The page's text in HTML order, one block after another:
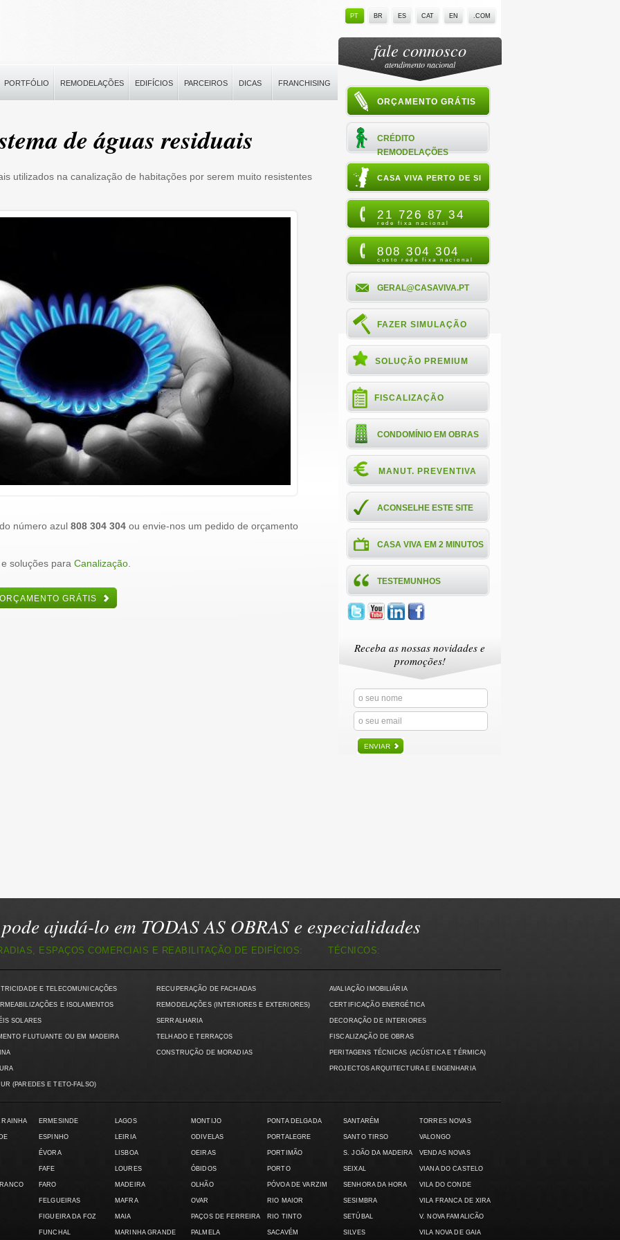
PT BR ES CAT EN .COM
PORTFÓLIO REMODELAÇÕES EDIFÍCIOS PARCEIROS DICAS FRANCHISING
de águas residuais
utilizados na canalização de habitações por serem muito resistentes
número azul 808 304 304 ou envie-nos um pedido de orçamento
soluções para Canalização
GRÁTIS
fale connosco
atendimento nacional
ORÇAMENTO GRÁTIS
CRÉDITO
REMODELAÇÕES
CASA VIVA PERTO DE SI
21 726 87 34
rede fixa nacional
808 304 304
custo rede fixa nacional
GERAL@CASAVIVA.PT
FAZER SIMULAÇÃO
SOLUÇÃO PREMIUM
FISCALIZAÇÃO
CONDOMÍNIO EM OBRAS
MANUT. PREVENTIVA
ACONSELHE ESTE SITE
CASA VIVA EM 2 MINUTOS
TESTEMUNHOS
Receba as nossas novidades e
promoções!
ENVIAR
ajudá-lo em TODAS AS OBRAS e especialidades
ESPAÇOS COMERCIAIS E REABILITAÇÃO DE EDIFÍCIOS: TÉCNICOS:
E TELECOMUNICAÇÕES
E ISOLAMENTOS
SOLARES
FLUTUANTE OU EM MADEIRA
(PAREDES E TETO-FALSO)
RECUPERAÇÃO DE FACHADAS
REMODELAÇÕES (INTERIORES E EXTERIORES)
SERRALHARIA
TELHADO E TERRAÇOS
CONSTRUÇÃO DE MORADIAS
AVALIAÇÃO IMOBILIÁRIA
CERTIFICAÇÃO ENERGÉTICA
DECORAÇÃO DE INTERIORES
FISCALIZAÇÃO DE OBRAS
PERITAGENS TÉCNICAS (ACÚSTICA E TÉRMICA)
PROJECTOS ARQUITECTURA E ENGENHARIA
RAINHA ERMESINDE
ESPINHO
ÉVORA
FAFE
FARO
FELGUEIRAS
FIGUEIRA DA FOZ
FUNCHAL
LAGOS
LEIRIA
LISBOA
LOURES
MADEIRA
MAFRA
MAIA
MARINHA GRANDE
MONTIJO
ODIVELAS
OEIRAS
ÓBIDOS
OLHÃO
OVAR
PAÇOS DE FERREIRA
PALMELA
PONTA DELGADA
PORTALEGRE
PORTIMÃO
PORTO
PÓVOA DE VARZIM
RIO MAIOR
RIO TINTO
SACAVÉM
SANTARÉM
SANTO TIRSO
S. JOÃO DA MADEIRA
SEIXAL
SENHORA DA HORA
SESIMBRA
SETÚBAL
SILVES
TORRES NOVAS
VALONGO
VENDAS NOVAS
VIANA DO CASTELO
VILA DO CONDE
VILA FRANCA DE XIRA
V. NOVA FAMALICÃO
VILA NOVA DE GAIA